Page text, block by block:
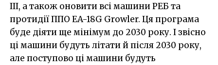
III, а також оновити всі машини РЕБ та
протидії ППО EA-18G Growler. Ця програма
буде діяти ще мінімум до 2030 року. І звісно
ці машини будуть літати й після 2030 року,
але поступово ці машини будуть